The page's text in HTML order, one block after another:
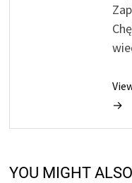
→
YOU MIGHT